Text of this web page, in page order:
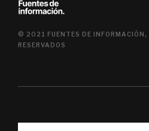
© 2021 FUENTES DE INFORMACIÓN,
RESERVADOS